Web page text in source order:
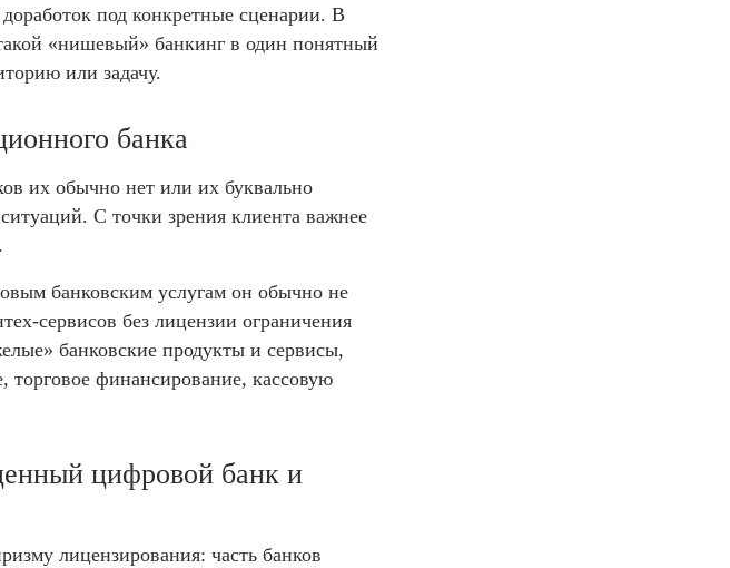
под конкретные сценарии. В
«нишевый» банкинг в один понятный
или задачу.
банка
их обычно нет или их буквально
С точки зрения клиента важнее
банковским услугам он обычно не
сервисов без лицензии ограничения
банковские продукты и сервисы,
торговое финансирование, кассовую
цифровой банк и
лицензирования: часть банков